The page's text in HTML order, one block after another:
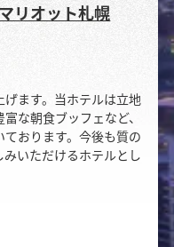
リオット札幌
ます。当ホテルは立地
な朝食ブッフェなど、
おります。今後も質の
いただけるホテルとし